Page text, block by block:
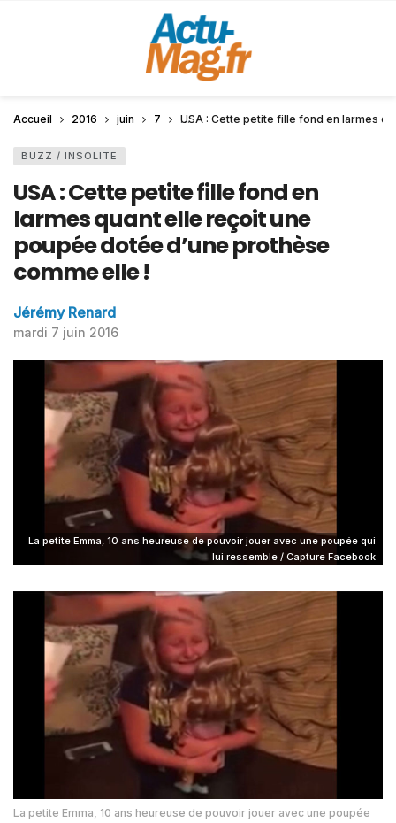
Accueil 2016 juin 7 USA : Cette petite fille fond en larmes
BUZZ / INSOLITE
USA : Cette petite fille fond en
larmes quant elle reçoit une
poupée dotée d’une prothèse
comme elle !
Jérémy Renard
mardi 7 juin 2016
La petite Emma, 10 ans heureuse de pouvoir jouer avec une poupée qui
lui ressemble / Capture Facebook
La petite Emma, 10 ans heureuse de pouvoir jouer avec une poupée